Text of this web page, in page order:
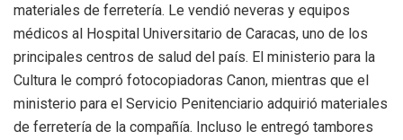
materiales de ferretería. Le vendió neveras y equipos
médicos al Hospital Universitario de Caracas, uno de los
principales centros de salud del país. El ministerio para la
Cultura le compró fotocopiadoras Canon, mientras que el
ministerio para el Servicio Penitenciario adquirió materiales
de ferretería de la compañía. Incluso le entregó tambores